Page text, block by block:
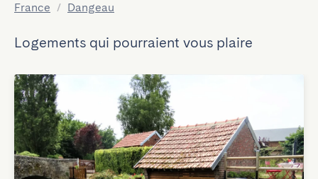
France / Dangeau
Logements qui pourraient vous plaire